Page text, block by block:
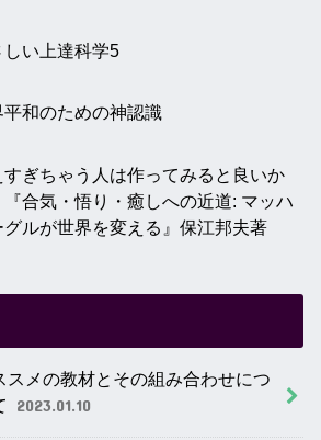
しい上達科学5
平和のための神認識
すぎちゃう人は作ってみると良いか
『合気・悟り・癒しへの近道: マッハ
グルが世界を変える』保江邦夫著
スメの教材とその組み合わせにつ
2023.01.10